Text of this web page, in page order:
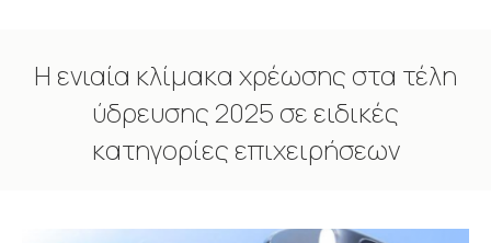
Η ενιαία κλίμακα χρέωσης στα τέλη
ύδρευσης 2025 σε ειδικές
κατηγορίες επιχειρήσεων